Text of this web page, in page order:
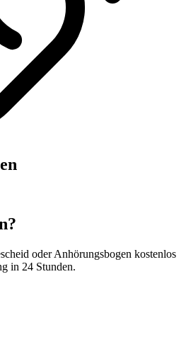
oder Anhörungsbogen kostenlos
in 24 Stunden.